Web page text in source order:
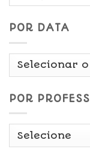
POR DATA
Por
POR